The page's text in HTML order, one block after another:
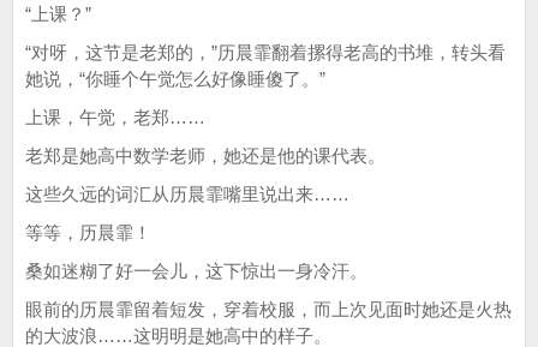
“上课？”
“对呀，这节是老郑的，”历晨霏翻着摞得老高的书堆，转头看
她说，“你睡个午觉怎么好像睡傻了。”
上课，午觉，老郑……
老郑是她高中数学老师，她还是他的课代表。
这些久远的词汇从历晨霏嘴里说出来……
等等，历晨霏！
桑如迷糊了好一会儿，这下惊出一身冷汗。
眼前的历晨霏留着短发，穿着校服，而上次见面时她还是火热
的大波浪……这明明是她高中的样子。